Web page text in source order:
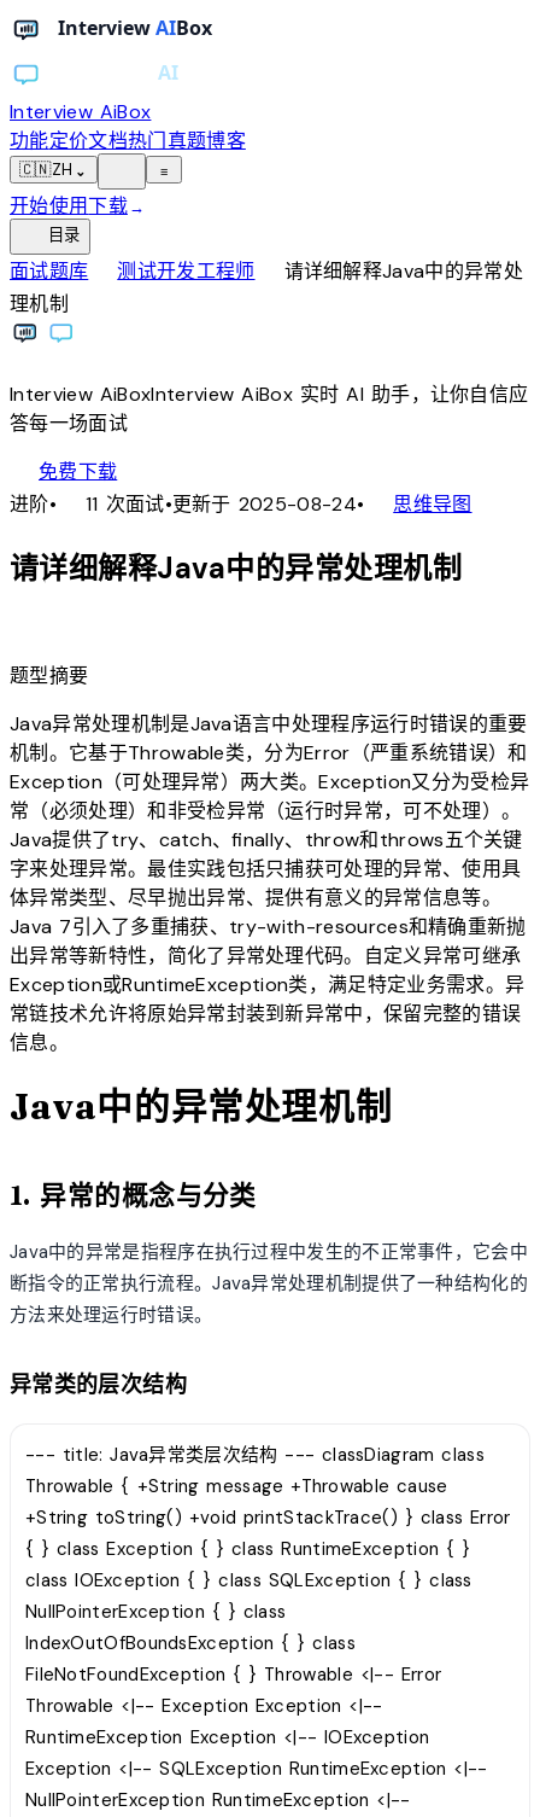
Interview AiBox
功能定价文档热门真题博客
🇨🇳ZH ⌄ ≡
开始使用下载→
目录
面试题库chevron_right测试开发工程师chevron_right
请详细解释Java中的异常处
理机制
Interview AiBoxInterviewAiBox实时 AI 助手，让你自信应
答每一场面试
免费下载
进阶• 11 次面试•更新于 2025-08-24• account_tree思维导图
请详细解释Java中的异常处理机制
题型摘要
Java异常处理机制是Java语言中处理程序运行时错误的重要
机制。它基于Throwable类，分为Error（严重系统错误）和
Exception（可处理异常）两大类。Exception又分为受检异
常（必须处理）和非受检异常（运行时异常，可不处理）。
Java提供了try、catch、finally、throw和throws五个关键
字来处理异常。最佳实践包括只捕获可处理的异常、使用具
体异常类型、尽早抛出异常、提供有意义的异常信息等。
Java 7引入了多重捕获、try-with-resources和精确重新抛
出异常等新特性，简化了异常处理代码。自定义异常可继承
Exception或RuntimeException类，满足特定业务需求。异
常链技术允许将原始异常封装到新异常中，保留完整的错误
信息。
Java中的异常处理机制
1. 异常的概念与分类
Java中的异常是指程序在执行过程中发生的不正常事件，它会中
断指令的正常执行流程。Java异常处理机制提供了一种结构化的
方法来处理运行时错误。
异常类的层次结构
--- title: Java异常类层次结构 --- classDiagram class
Throwable { +String message +Throwable cause
+String toString() +void printStackTrace() } class Error
{ } class Exception { } class RuntimeException { }
class IOException { } class SQLException { } class
NullPointerException { } class
IndexOutOfBoundsException { } class
FileNotFoundException { } Throwable <|-- Error
Throwable <|-- Exception Exception <|--
RuntimeException Exception <|-- IOException
Exception <|-- SQLException RuntimeException <|--
NullPointerException RuntimeException <|--